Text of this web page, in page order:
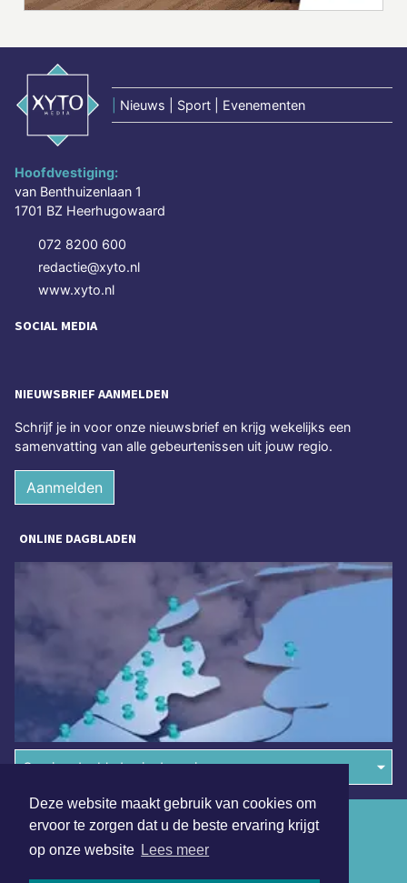
Deze website maakt gebruik van cookies om
ervoor te zorgen dat u de beste ervaring krijgt
op onze website Lees meer
Nieuws | Sport | Evenementen
Hoofdvestiging:
van Benthuizenlaan 1
1701 BZ Heerhugowaard
072 8200 600
redactie@xyto.nl
www.xyto.nl
SOCIAL MEDIA
NIEUWSBRIEF AANMELDEN
Schrijf je in voor onze nieuwsbrief en krijg wekelijks een
samenvatting van alle gebeurtenissen uit jouw regio.
Aanmelden
ONLINE DAGBLADEN
Overige dagbladen in de regio
Algemene voorwaarden
Disclaimer